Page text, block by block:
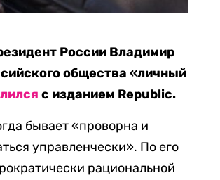
России Владимир
общества «личный
с изданием Republic.
бывает «проворна и
управленчески». По его
рациональной